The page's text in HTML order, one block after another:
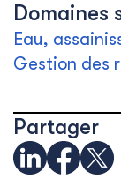
Domaines
Eau,
Gestion des
Partager